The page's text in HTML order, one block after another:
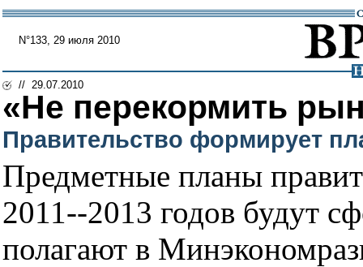
N°133, 29 июля 2010
// 29.07.2010
«Не перекормить
Правительство формирует
Предметные планы
2011--2013 годов будут
полагают в